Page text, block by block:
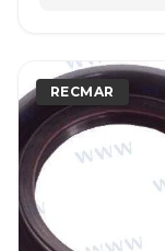
RECMAR